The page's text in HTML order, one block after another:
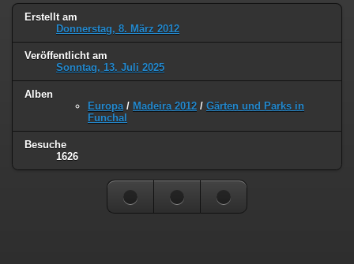
Erstellt am
Donnerstag, 8. März 2012
Veröffentlicht am
Sonntag, 13. Juli 2025
Alben
Europa / Madeira 2012 / Gärten und Parks in
Funchal
Besuche
1626